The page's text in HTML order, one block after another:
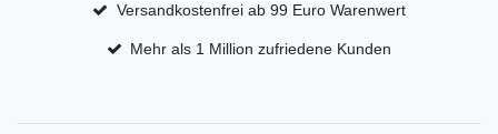
Versandkostenfrei ab 99 Euro Warenwert
Mehr als 1 Million zufriedene Kunden